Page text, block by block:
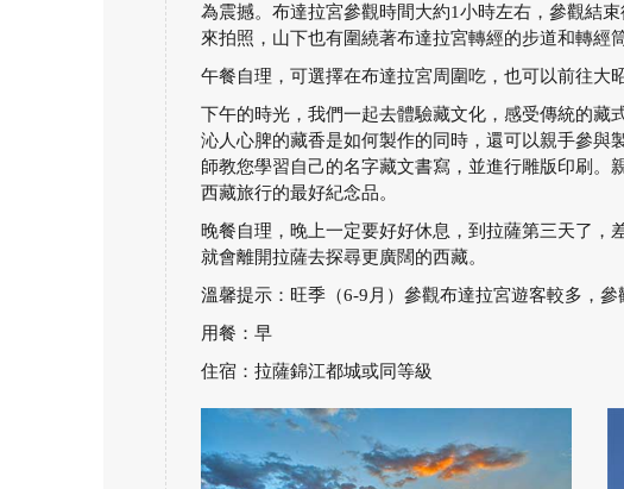
為震撼。布達拉宮參觀時間大約1小時左右，參觀結
來拍照，山下也有圍繞著布達拉宮轉經的步道和轉經
午餐自理，可選擇在布達拉宮周圍吃，也可以前往大
下午的時光，我們一起去體驗藏文化，感受傳統的藏
沁人心脾的藏香是如何製作的同時，還可以親手參與
師教您學習自己的名字藏文書寫，並進行雕版印刷。
西藏旅行的最好紀念品。
晚餐自理，晚上一定要好好休息，到拉薩第三天了，
就會離開拉薩去探尋更廣闊的西藏。
溫馨提示：旺季（6-9月）參觀布達拉宮遊客較多，參
用餐：早
住宿：拉薩錦江都城或同等級